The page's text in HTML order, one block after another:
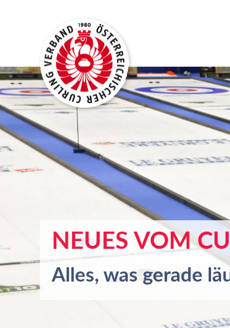
NEUES VOM
Alles, was gerade